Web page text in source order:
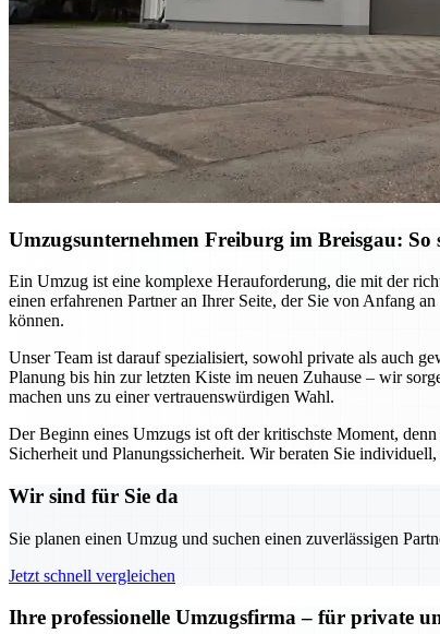
Umzugsunternehmen Freiburg im Breisgau: So
Ein Umzug ist eine komplexe Herauforderung, die mit der
einen erfahrenen Partner an Ihrer Seite, der Sie von Anfang
können.
Unser Team ist darauf spezialisiert, sowohl private als auch
Planung bis hin zur letzten Kiste im neuen Zuhause – wir
machen uns zu einer vertrauenswürdigen Wahl.
Der Beginn eines Umzugs ist oft der kritischste Moment,
Sicherheit und Planungssicherheit. Wir beraten Sie
Wir sind für Sie da
Sie planen einen Umzug und suchen einen zuverlässigen
Jetzt schnell vergleichen
Ihre professionelle Umzugsfirma – für private